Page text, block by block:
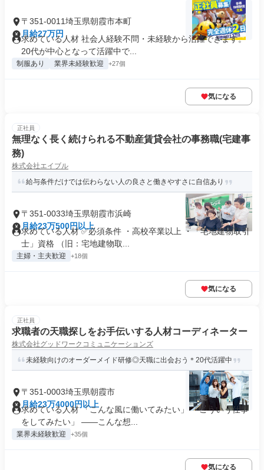
〒351-0011埼玉県朝霞市本町
月給27万円
求めている人材 社会人経験不問・未経験から活躍できます。
20代が中心となって活躍中で...
制服あり 業界未経験歓迎 +27個
気になる
正社員
無理なく長く続けられる不動産賃貸会社の事務職(宅建事
務)
株式会社エイブル
給与条件だけでは伝わらない人の良さと働きやすさに自信あり
〒351-0033埼玉県朝霞市浜崎
月給23万500円以上
求めている人材 ✅必須条件 ・高校卒業以上 ・「宅地建物取引
士」資格 （旧：宅地建物取...
主婦・主夫歓迎 +18個
気になる
正社員
求職者の天職探しをお手伝いする人材コーディネーター
株式会社グッドワークコミュニケーションズ
未経験向けのオーダーメイド研修◎天職に出会おう＊20代活躍中
〒351-0003埼玉県朝霞市
月給23万4000円以上
求めている人材 「こんな風に働いてみたい」 「こういう仕事
をしてみたい」 ――こんな想...
業界未経験歓迎 +35個
気になる